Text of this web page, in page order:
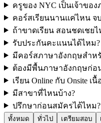
ครูของ NYC เป็นเจ้าขอ
คอร์สเรียนนานแค่ไหน จบ
ถ้าขาดเรียน สอนชดเชยไ
รับประกันคะแนนได้ไหม?
มีคอร์สภาษาอังกฤษสำห
ต้องมีพื้นภาษาอังกฤษก่อ
เรียน Online กับ Onsite
มีสาขาที่ไหนบ้าง?
ปรึกษาก่อนสมัครได้ไหม?
ทั้งหมด ทั่วไป เตรียมสอบ